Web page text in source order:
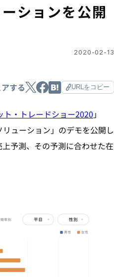
ションを公開
2020-02-13
する URLをコピー
・トレードショー2020 」
ューション」のデモを公開し
予測、その予測に合わせた在